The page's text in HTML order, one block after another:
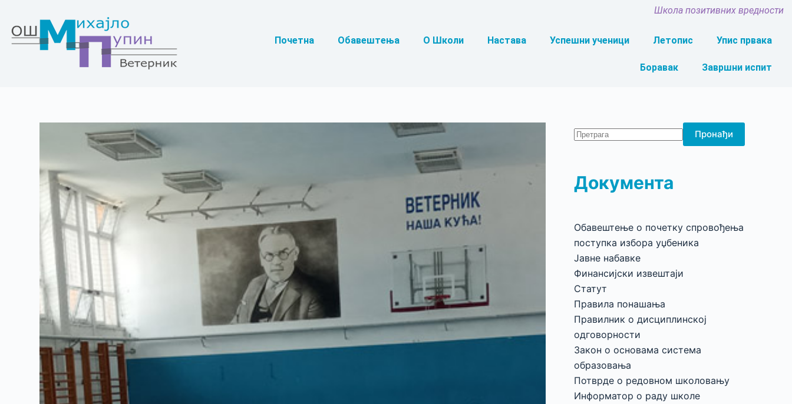
Школа позитивних вредности
Почетна Обавештења О Школи Настава Успешни ученици Летопис Упис првака
Боравак Завршни испит
Пронађи
Документа
Обавештење о почетку спровођења
поступка избора уџбеника
Јавне набавке
Финансијски извештаји
Статут
Правила понашања
Правилник о дисциплинској
одговорности
Закон о основама система
образовања
Потврде о редовном школовању
Информатор о раду школе